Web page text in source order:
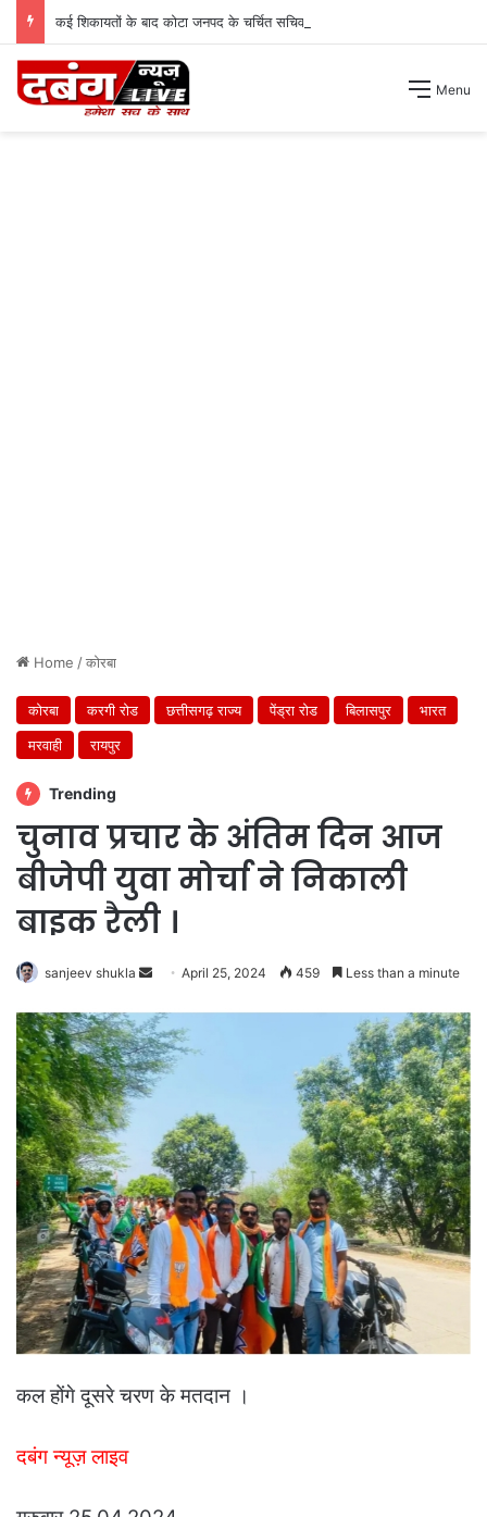
कई शिकायतों के बाद कोटा जनपद के चर्चित सचिव पंचायत से हटाए गए ।
Menu
Home /कोरबा
कोरबा करगी रोड छत्तीसगढ़ राज्य पेंड्रा रोड बिलासपुर
भारत
मरवाही
रायपुर
Trending
चुनाव प्रचार के अंतिम दिन आज
बीजेपी युवा मोर्चा ने निकाली
बाइक रैली ।
sanjeev shukla
Send
email
April 25, 2024 459 Less than a minute
कल होंगे दूसरे चरण के मतदान ।
दबंग न्यूज़ लाइव